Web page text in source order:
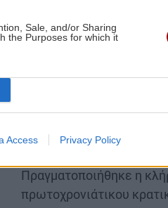
Sale, and/or Sharing
the Purposes for which it
Access Privacy Policy
αποτέλεσμα της
Body
Πραγματοποιήθηκε η
πρωτοχρονιάτικου